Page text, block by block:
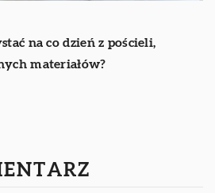
na co dzień z pościeli,
materiałów?